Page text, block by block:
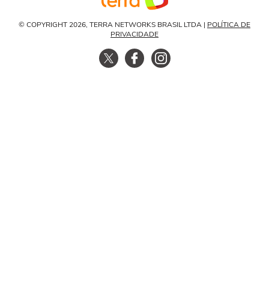
© COPYRIGHT 2026, TERRA NETWORKS BRASIL LTDA | POLÍTICA DE
PRIVACIDADE